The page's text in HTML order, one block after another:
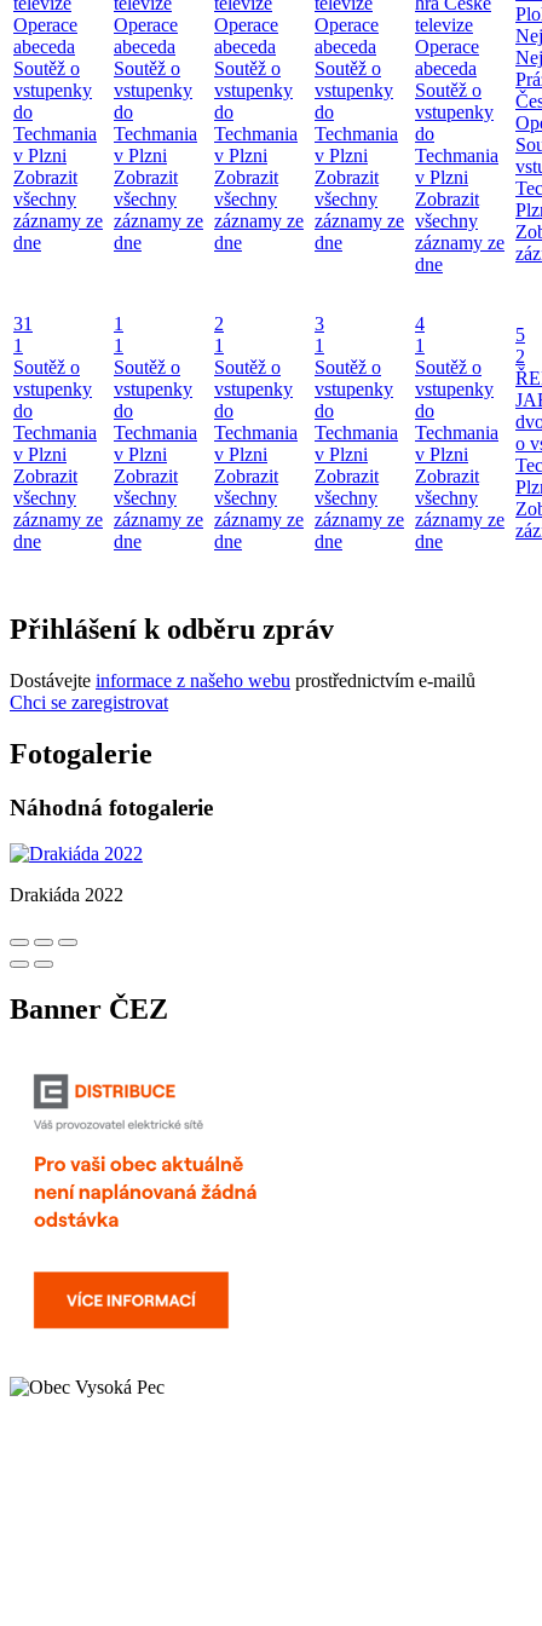
Operace
abeceda
Soutěž o
vstupenky
do
Techmania
v Plzni
Zobrazit
všechny
záznamy ze
dne
Operace
abeceda
Soutěž o
vstupenky
do
Techmania
v Plzni
Zobrazit
všechny
záznamy ze
dne
Operace
abeceda
Soutěž o
vstupenky
do
Techmania
v Plzni
Zobrazit
všechny
záznamy ze
dne
Operace
abeceda
Soutěž o
vstupenky
do
Techmania
v Plzni
Zobrazit
všechny
záznamy ze
dne
televize
Operace
abeceda
Soutěž o
vstupenky
do
Techmania
v Plzni
Zobrazit
všechny
záznamy ze
dne
31
1
Soutěž o
vstupenky
do
Techmania
v Plzni
Zobrazit
všechny
záznamy ze
dne
1
1
Soutěž o
vstupenky
do
Techmania
v Plzni
Zobrazit
všechny
záznamy ze
dne
2
1
Soutěž o
vstupenky
do
Techmania
v Plzni
Zobrazit
všechny
záznamy ze
dne
3
1
Soutěž o
vstupenky
do
Techmania
v Plzni
Zobrazit
všechny
záznamy ze
dne
4
1
Soutěž o
vstupenky
do
Techmania
v Plzni
Zobrazit
všechny
záznamy ze
dne
5
2
o
Přihlášení k odběru zpráv
Dostávejte informace z našeho webu prostřednictvím e-mailů
Chci se zaregistrovat
Fotogalerie
Náhodná fotogalerie
Drakiáda 2022
Banner ČEZ